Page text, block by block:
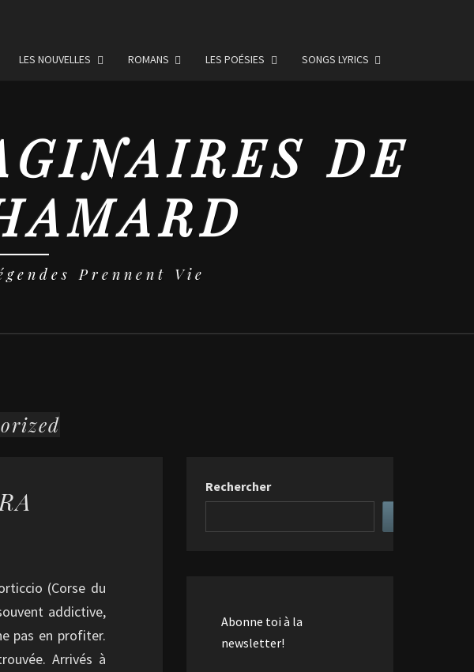
LES NOUVELLES ROMANS LES POÉSIES SONGS LYRICS
DE
Prennent Vie
(Corse du
addictive,
pas en profiter.
Arrivés à
Rechercher
Abonne toi à la
newsletter!